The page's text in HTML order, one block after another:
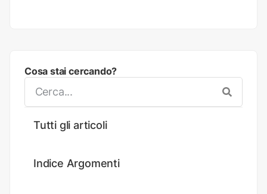
Cosa stai cercando?
Tutti gli articoli
Indice Argomenti